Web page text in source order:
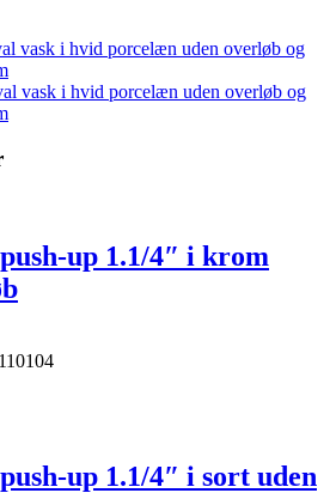
vask i hvid porcelæn uden overløb og
vask i hvid porcelæn uden overløb og
up 1.1/4″ i krom
up 1.1/4″ i sort uden